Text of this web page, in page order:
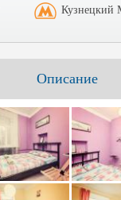
Кузнецкий
Описание